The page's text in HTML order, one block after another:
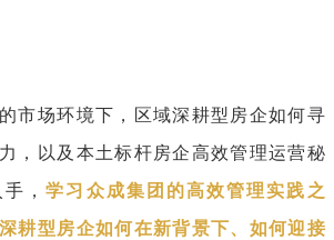
市场环境下，区域深耕型房企如何寻
，以及本土标杆房企高效管理运营秘
手，学习众成集团的高效管理实践之
耕型房企如何在新背景下、如何迎接